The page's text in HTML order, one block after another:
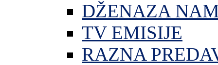
DŽENAZA
TV EMISIJE
RAZNA